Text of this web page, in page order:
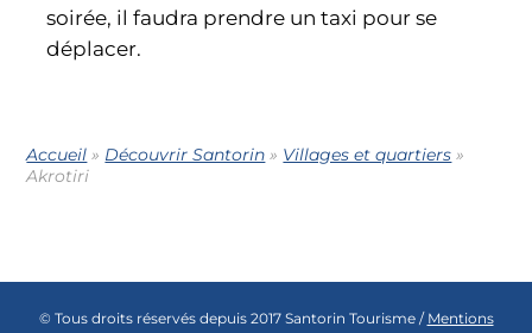
soirée, il faudra prendre un taxi pour se
déplacer.
Accueil » Découvrir Santorin » Villages et quartiers »
Akrotiri
© Tous droits réservés depuis 2017 Santorin Tourisme / Mentions